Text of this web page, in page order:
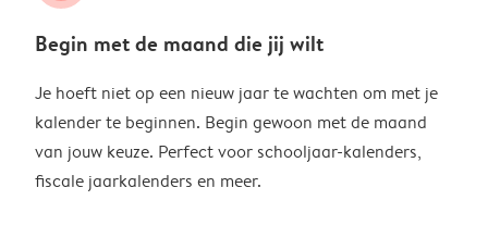
Begin met de maand die jij wilt
Je hoeft niet op een nieuw jaar te wachten om met je
kalender te beginnen. Begin gewoon met de maand
van jouw keuze. Perfect voor schooljaar-kalenders,
fiscale jaarkalenders en meer.